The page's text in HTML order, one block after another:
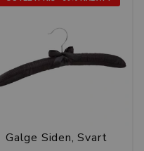
Galge Siden, Svart